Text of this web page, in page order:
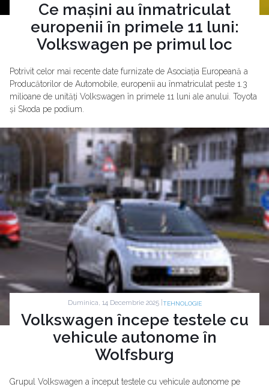
Ce mașini au înmatriculat
europenii în primele 11 luni:
Volkswagen pe primul loc
Potrivit celor mai recente date furnizate de Asociația Europeană a
Producătorilor de Automobile, europenii au înmatriculat peste 1.3
milioane de unități Volkswagen în primele 11 luni ale anului. Toyota
și Skoda pe podium.
Duminica, 14 Decembrie 2025 | TEHNOLOGIE
Volkswagen începe testele cu
vehicule autonome în
Wolfsburg
Grupul Volkswagen a început testele cu vehicule autonome pe